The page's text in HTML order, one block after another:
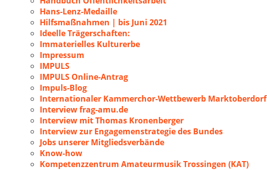
Hans-Lenz-Medaille
Hilfsmaßnahmen | bis Juni 2021
Ideelle Trägerschaften:
Immaterielles Kulturerbe
Impressum
IMPULS
IMPULS Online-Antrag
Impuls-Blog
Internationaler Kammerchor-Wettbewerb Marktoberdorf
Interview frag-amu.de
Interview mit Thomas Kronenberger
Interview zur Engagemenstrategie des Bundes
Jobs unserer Mitgliedsverbände
Know-how
Kompetenzzentrum Amateurmusik Trossingen (KAT)